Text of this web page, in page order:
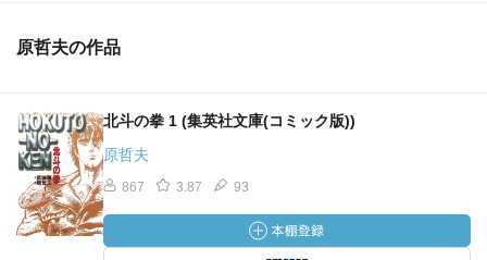
原哲夫の作品
北斗の拳 1 (集英社文庫(コミック版))
原哲夫
867 3.87 93